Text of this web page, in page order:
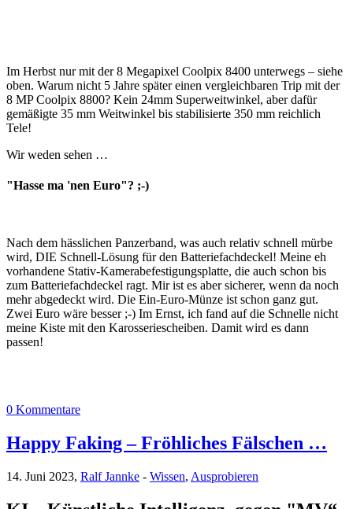
Im Herbst nur mit der 8 Megapixel Coolpix 8400 unterwegs – siehe
oben. Warum nicht 5 Jahre später einen vergleichbaren Trip mit der
8 MP Coolpix 8800? Kein 24mm Superweitwinkel, aber dafür
gemäßigte 35 mm Weitwinkel bis stabilisierte 350 mm reichlich
Tele!
Wir weden sehen …
"Hasse ma 'nen Euro"? ;-)
Nach dem hässlichen Panzerband, was auch relativ schnell mürbe
wird, DIE Schnell-Lösung für den Batteriefachdeckel! Meine eh
vorhandene Stativ-Kamerabefestigungsplatte, die auch schon bis
zum Batteriefachdeckel ragt. Mir ist es aber sicherer, wenn da noch
mehr abgedeckt wird. Die Ein-Euro-Münze ist schon ganz gut.
Zwei Euro wäre besser ;-) Im Ernst, ich fand auf die Schnelle nicht
meine Kiste mit den Karosseriescheiben. Damit wird es dann
passen!
0 Kommentare
Happy Faking – Fröhliches Fälschen …
14. Juni 2023, Ralf Jannke - Wissen, Ausprobieren